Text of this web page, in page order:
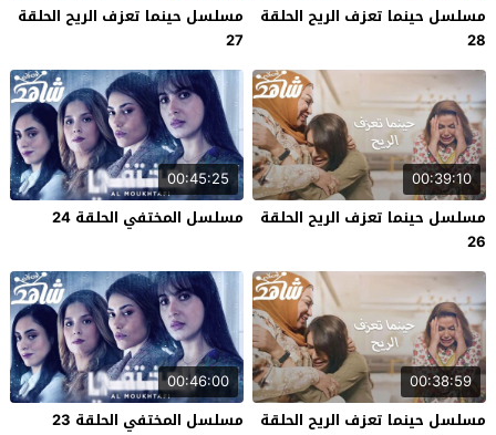
مسلسل حينما تعزف الريح الحلقة
28
مسلسل حينما تعزف الريح الحلقة
27
00:39:10
مسلسل حينما تعزف الريح الحلقة
26
00:45:25
مسلسل المختفي الحلقة 24
00:38:59
مسلسل حينما تعزف الريح الحلقة
00:46:00
مسلسل المختفي الحلقة 23